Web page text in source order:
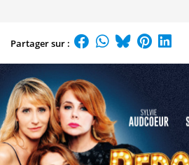
Partager sur :